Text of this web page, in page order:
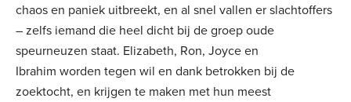
chaos en paniek uitbreekt, en al snel vallen er slachtoffers
– zelfs iemand die heel dicht bij de groep oude
speurneuzen staat. Elizabeth, Ron, Joyce en
Ibrahim worden tegen wil en dank betrokken bij de
zoektocht, en krijgen te maken met hun meest